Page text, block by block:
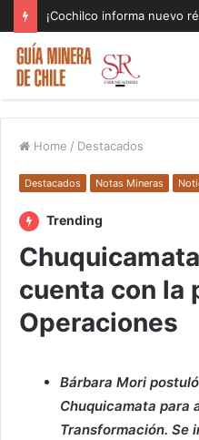
Home / Destacados
Destacados Notas Mineras
Trending
cuenta con la
Operaciones
Bárbara Mori
Chuquicamata para
Transformación. Se